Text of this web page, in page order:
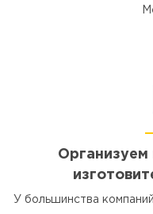
Организуем
У большинства